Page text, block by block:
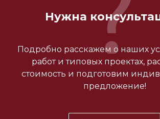
Нужна
Подробно расскажем о наших
работ и типовых проектах,
стоимость и подготовим
предложение!